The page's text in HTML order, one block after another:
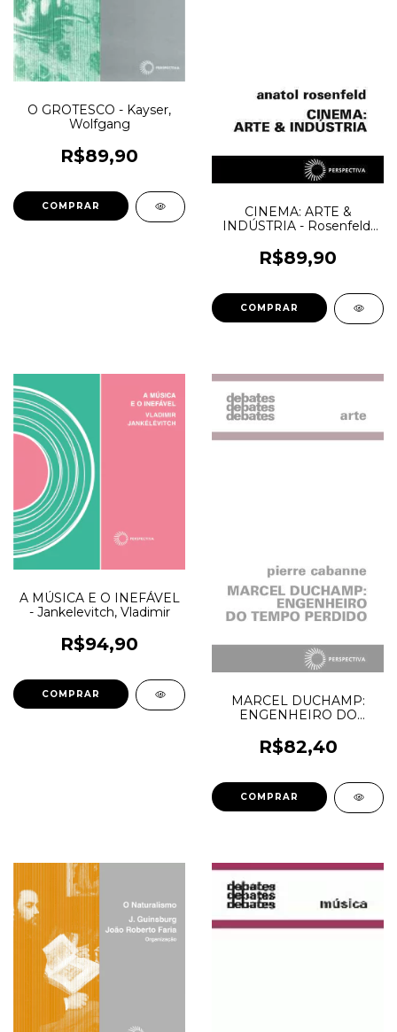
O GROTESCO - Kayser,
Wolfgang
R$89,90
CINEMA: ARTE &
INDÚSTRIA - Rosenfeld,
R$89,90
A MÚSICA E O INEFÁVEL
- Jankelevitch, Vladimir
R$94,90
MARCEL DUCHAMP:
ENGENHEIRO DO
Cabanne, Pierre
R$82,40